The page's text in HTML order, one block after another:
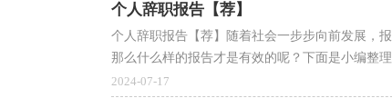
个人辞职报告【荐】
个人辞职报告【荐】随着社会一步步向前发展，
那么什么样的报告才是有效的呢？下面是小编整
2024-07-17